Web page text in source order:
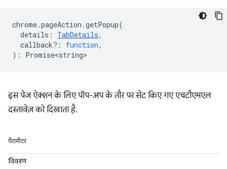
chrome.pageAction .getPopup(
details : TabDetails,
callback? : function,
) : Promise<string>
इस पेज ऐक्शन के लिए पॉप-अप के तौर पर सेट किए गए एचटीएमएल
दस्तावेज़ को दिखाता है.
पैरामीटर
विवरण